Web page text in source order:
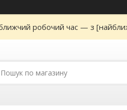
робочий час — з